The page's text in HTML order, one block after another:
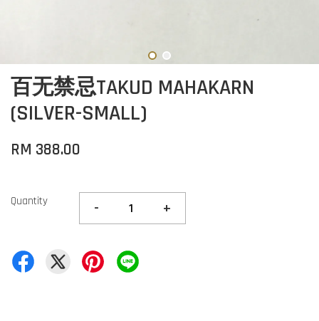
百无禁忌TAKUD MAHAKARN
(SILVER-SMALL)
RM 388.00
Quantity - +